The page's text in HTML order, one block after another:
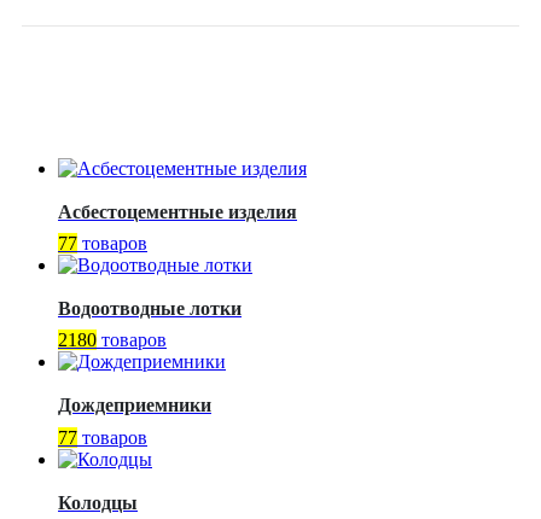
Асбестоцементные изделия
77 товаров
Водоотводные лотки
2180 товаров
Дождеприемники
77 товаров
Колодцы